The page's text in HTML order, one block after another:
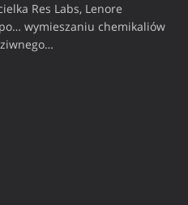
Res Labs, Lenore
wymieszaniu chemikaliów